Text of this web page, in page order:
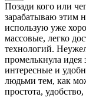
Позади кого или
зарабатываю этим
использую уже
массовые, легко
технологий.
промелькнула идея
интересные и
людьми тем, как
простота,